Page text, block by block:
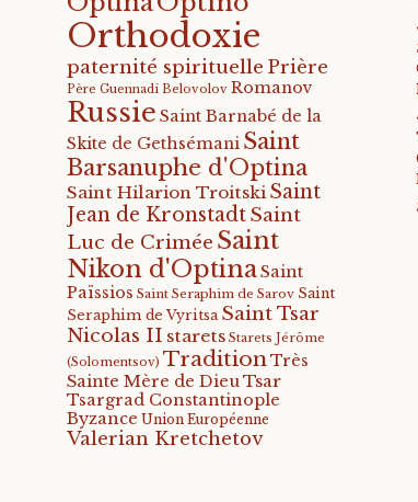
Orthodoxie
paternité spirituelle Prière
Père Guennadi Belovolov Romanov
Russie Saint Barnabé de la
Skite de Gethsémani Saint
Barsanuphe d'Optina
Saint Hilarion TroitskiSaint
Jean de KronstadtSaint
Luc de Crimée Saint
Nikon d'OptinaSaint
Païssios Saint Seraphim de Sarov Saint
Seraphim de Vyritsa Saint Tsar
Nicolas II starets Starets Jérôme
(Solomentsov) TraditionTrès
Sainte Mère de DieuTsar
Tsargrad Constantinople
Byzance Union Européenne
Valerian Kretchetov